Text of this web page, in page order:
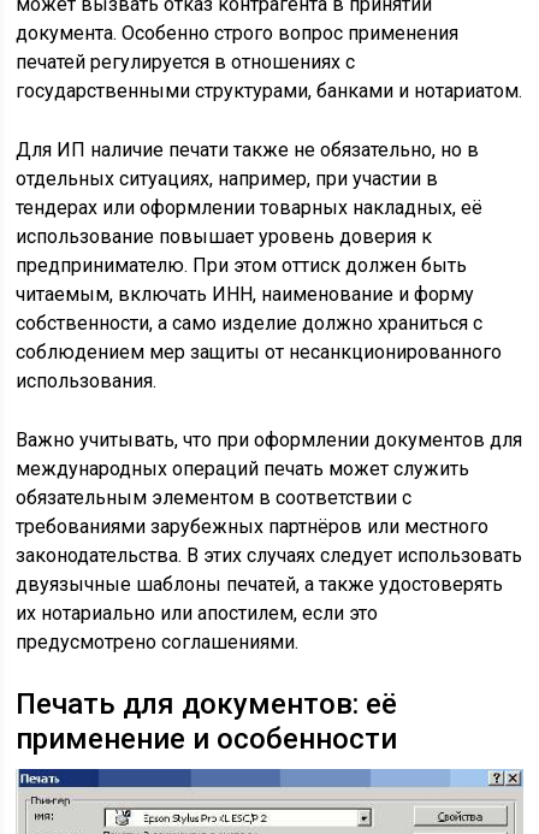
документа. Особенно строго вопрос применения
печатей регулируется в отношениях с
государственными структурами, банками и нотариатом.
Для ИП наличие печати также не обязательно, но в
отдельных ситуациях, например, при участии в
тендерах или оформлении товарных накладных, её
использование повышает уровень доверия к
предпринимателю. При этом оттиск должен быть
читаемым, включать ИНН, наименование и форму
собственности, а само изделие должно храниться с
соблюдением мер защиты от несанкционированного
использования.
Важно учитывать, что при оформлении документов для
международных операций печать может служить
обязательным элементом в соответствии с
требованиями зарубежных партнёров или местного
законодательства. В этих случаях следует использовать
двуязычные шаблоны печатей, а также удостоверять
их нотариально или апостилем, если это
предусмотрено соглашениями.
Печать для документов: её
применение и особенности